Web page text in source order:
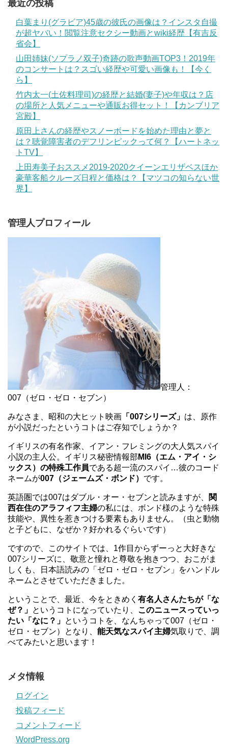
最近の投稿
白葉まり(グラビア)45歳の彼氏の画像は？インスタ自撮
が超ヤバい！閲覧注意セクシー動画とwiki経歴【有吉反
省会】
山田姉妹(ソプラノ双子)奇跡の歌声動画TOP3！2019年
のコンサートは？スゴい経歴や可愛い画像も！【今く
ら】
竹内太一(土佐料理司)の経歴と結婚(妻子)や年収は？店
の場所と人気メニューや通販お得セット！【カンブリア
宮殿】
原田上さんの経歴やスノーボードを始めた理由と夢と
は？聴覚障害者のデフリンピックって何？【ハートネッ
トTV】
上田寿美子おススメ2019-2020クイーンエリザベスほか
豪華客船クルーズ日程と価格は？【マツコの知らない世
界】
管理人プロフィール
管理人：
007（ゼロ・ゼロ・セブン）
みなさま、昭和の大ヒット映画 「007シリーズ」 は、原作
が小説だったというコトはご存知でしょうか？
イギリスの有名作家、イアン・フレミングの大人気スパイ
小説の主人公。イギリス秘密情報部 MI6（エム・アイ・シ
ックス）の特殊工作員である超一流のスパイ…彼のコード
ネームが007（ジェームズ・ボンド） です。
英語圏では007はダブル・オー・セブンと読みますが、
関
西在住のアラフィフ主婦の私には、ボンド様のような特殊
技能や、異性を惹きつける要素もありません。（虫と動物
と子どもに、なぜか？好かれるぐらいです）
ですので、このサイトでは、1作目からずーっと大好きな
007シリーズに、敬意と憧れと尊敬を抱きつつ、おこがま
しくも、日本語読みの「ゼロ・ゼロ・セブン」をハンドル
ネームとさせていただきました。
ということで、最近、今をときめく 有名人さんたちが「な
ぜ？」 というコトになっていたり、 このニュースっていっ
たい「なに？」 というコトを、なんちゃって007（ゼロ・
ゼロ・セブン）となり、 能天気なスパイ主婦気取りで、調
べてみたいと思います！
メタ情報
ログイン
投稿フィード
コメントフィード
WordPress.org